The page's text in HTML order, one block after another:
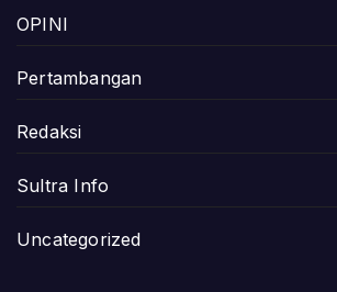
OPINI
Pertambangan
Redaksi
Sultra Info
Uncategorized